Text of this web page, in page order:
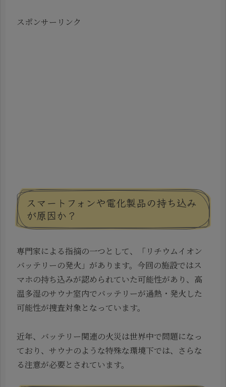
スポンサーリンク
スマートフォンや電化製品の持ち込み
が原因か？
専門家による指摘の一つとして、「リチウムイオン
バッテリーの発火」があります。今回の施設ではス
マホの持ち込みが認められていた可能性があり、高
温多湿のサウナ室内でバッテリーが過熱・発火した
可能性が捜査対象となっています。
近年、バッテリー関連の火災は世界中で問題になっ
ており、サウナのような特殊な環境下では、さらな
る注意が必要とされています。